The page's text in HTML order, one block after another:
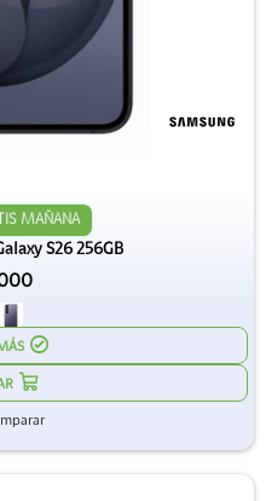
MAÑANA
S26 256GB